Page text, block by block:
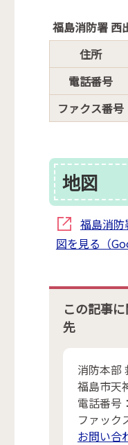
み
の
福島消防署 西
住所
電話番号
ファクス番号
地図
福島消
図を見る（
この記事
先
消防本部
福島市天
電話番号：
ファック
お問い合